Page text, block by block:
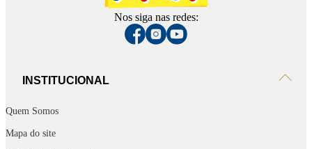
Nos siga nas redes:
INSTITUCIONAL
Quem Somos
Mapa do site